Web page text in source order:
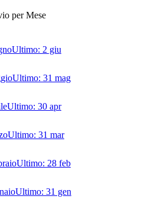
per Mese
Ultimo: 2 giu
Ultimo: 31 mag
Ultimo: 30 apr
Ultimo: 31 mar
Ultimo: 28 feb
Ultimo: 31 gen